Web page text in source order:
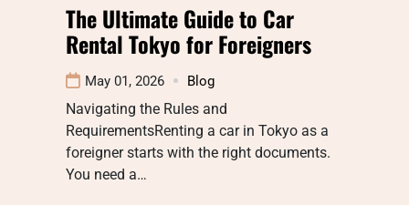
The Ultimate Guide to Car
Rental Tokyo for Foreigners
May 01, 2026 Blog
Navigating the Rules and
RequirementsRenting a car in Tokyo as a
foreigner starts with the right documents.
You need a…